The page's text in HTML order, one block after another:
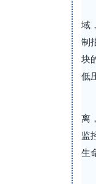
域
制
块
低
离
监
生